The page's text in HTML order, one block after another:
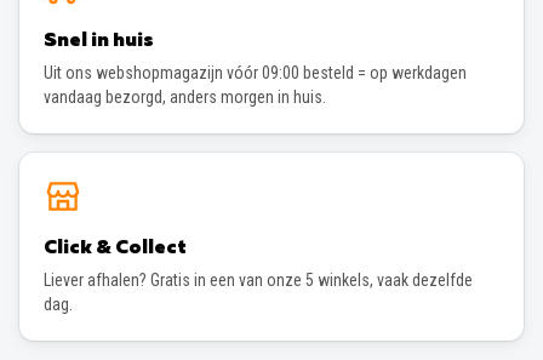
Snel in huis
Uit ons webshopmagazijn vóór 09:00 besteld = op werkdagen
vandaag bezorgd, anders morgen in huis.
Click & Collect
Liever afhalen? Gratis in een van onze 5 winkels, vaak dezelfde
dag.